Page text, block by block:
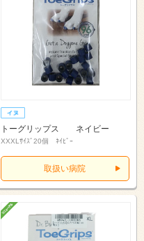
トーグリップス ネイビー
XXXLｻｲｽﾞ20個 ﾈｲﾋﾞｰ
取扱い病院